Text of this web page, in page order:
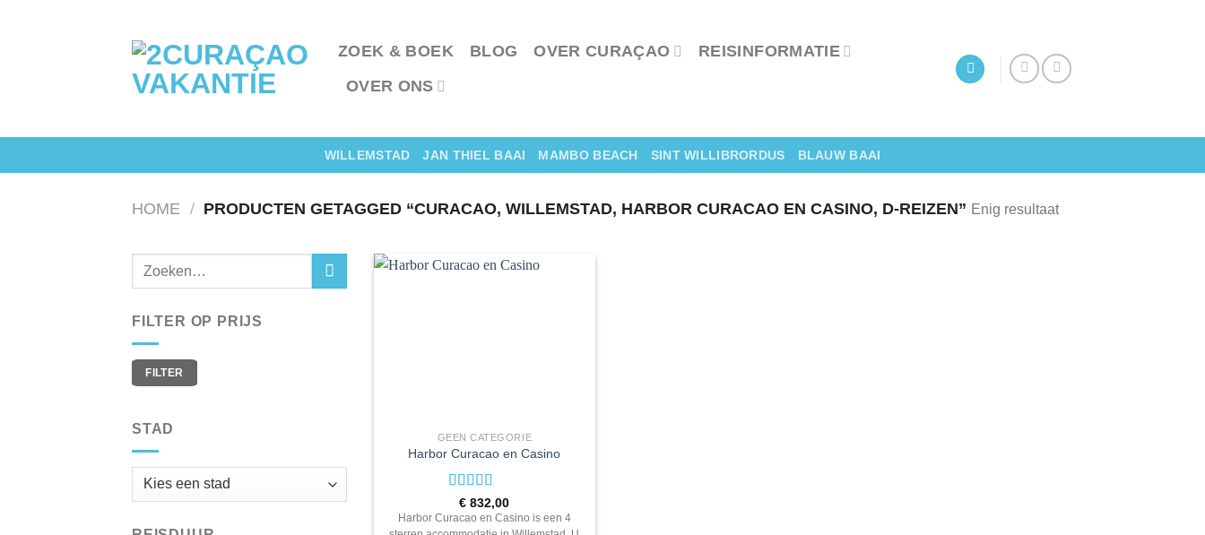
ZOEK & BOEK BLOG OVER CURAÇAO
REISINFORMATIE
OVER ONS
WILLEMSTAD JAN THIEL BAAI MAMBO BEACH SINT WILLIBRORDUS BLAUW BAAI
HOME / PRODUCTEN GETAGGED “CURACAO, WILLEMSTAD, HARBOR CURACAO EN CASINO, D-REIZEN” Enig resultaat
FILTER OP PRIJS
Min.
prijs
Max.
prijsFILTER
STAD
GEEN CATEGORIE
Harbor Curacao en Casino
Waardering
4uit 5
€ 832,00
Harbor Curacao en Casino is een 4